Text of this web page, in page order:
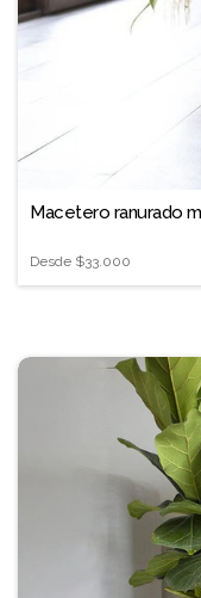
Macetero ranurado
Desde $33.000